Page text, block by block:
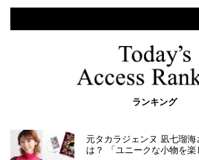
ランキング
元タカラジェンヌ 凪七瑠
は？ 「ユニークな小物を